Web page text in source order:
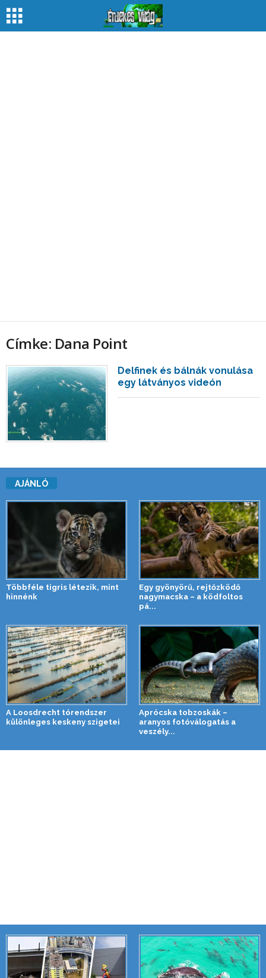
Címke: Dana Point
Delfinek és bálnák vonulása
egy látványos videón
AJÁNLÓ
Többféle tigris létezik, mint
hinnénk
Egy gyönyörű, rejtőzködő
nagymacska – a ködfoltos
pá...
A Loosdrecht tórendszer
különleges keskeny szigetei
Aprócska tobzoskák –
aranyos fotóválogatás a
veszély...